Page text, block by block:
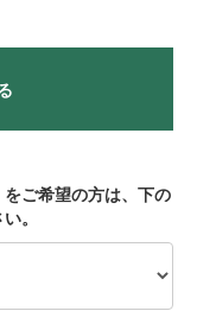
ご希望の方は、下の
。